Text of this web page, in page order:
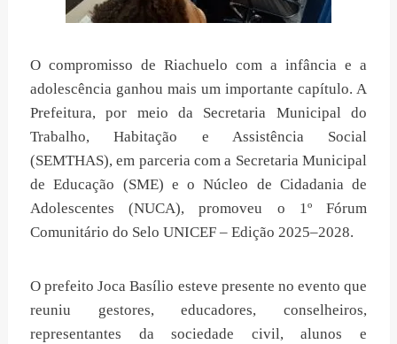
O compromisso de Riachuelo com a infância e a
adolescência ganhou mais um importante capítulo. A
Prefeitura, por meio da Secretaria Municipal do
Trabalho, Habitação e Assistência Social
(SEMTHAS), em parceria com a Secretaria Municipal
de Educação (SME) e o Núcleo de Cidadania de
Adolescentes (NUCA), promoveu o 1º Fórum
Comunitário do Selo UNICEF – Edição 2025–2028.
O prefeito Joca Basílio esteve presente no evento que
reuniu gestores, educadores, conselheiros,
representantes da sociedade civil, alunos e